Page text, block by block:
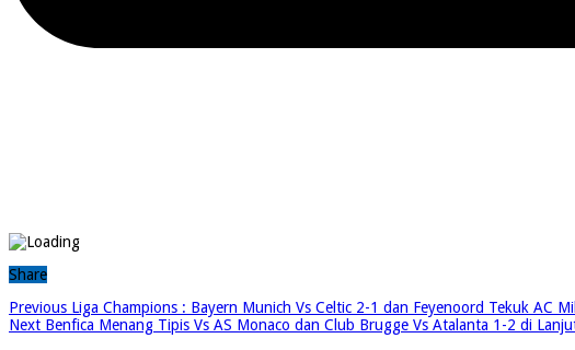
Share
Previous Liga Champions : Bayern Munich Vs Celtic 2-1 dan Feyenoord Tekuk AC
Next Benfica Menang Tipis Vs AS Monaco dan Club Brugge Vs Atalanta 1-2 di